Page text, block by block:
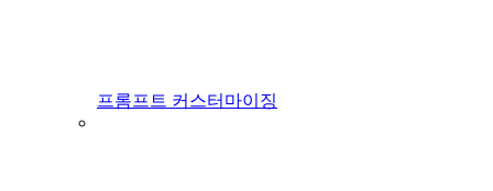
프롬프트 커스터마이징